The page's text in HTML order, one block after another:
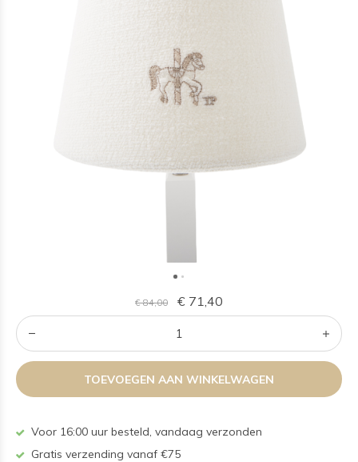
€ 84,00 € 71,40
TOEVOEGEN AAN WINKELWAGEN
Voor 16:00 uur besteld, vandaag verzonden
Gratis verzending vanaf €75